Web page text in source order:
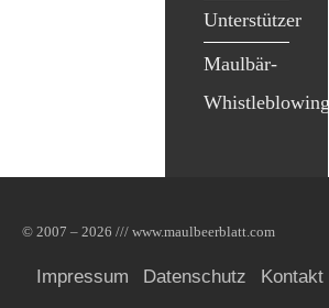
Unterstützer
Maulbär-
Whistleblowing
© 2007 – 2026 /// www.maulbeerblatt.com
Impressum Datenschutz Kontakt